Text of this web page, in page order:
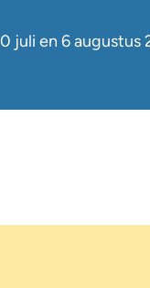
juli en 6 augustus